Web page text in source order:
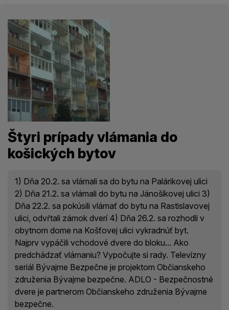
Štyri prípady vlámania do
košických bytov
1) Dňa 20.2. sa vlámali sa do bytu na Palárikovej ulici
2) Dňa 21.2. sa vlámali do bytu na Jánošíkovej ulici 3)
Dňa 22.2. sa pokúsili vlámať do bytu na Rastislavovej
ulici, odvŕtali zámok dverí 4) Dňa 26.2. sa rozhodli v
obytnom dome na Košťovej ulici vykradnúť byt.
Najprv vypáčili vchodové dvere do bloku... Ako
predchádzať vlámaniu? Vypočujte si rady. Televízny
seriál Bývajme Bezpečne je projektom Občianskeho
združenia Bývajme bezpečne. ADLO - Bezpečnostné
dvere je partnerom Občianskeho združenia Bývajme
bezpečne.